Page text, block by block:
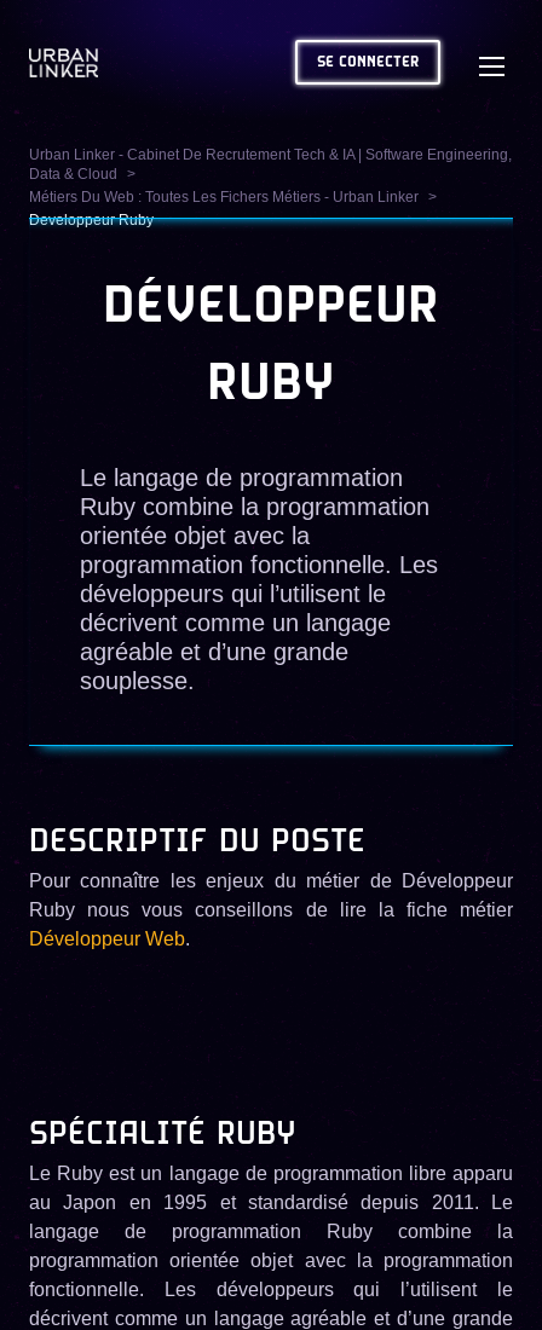
SE CONNECTER
Urban Linker - Cabinet De Recrutement Tech & IA | Software Engineering,
Data & Cloud
Métiers Du Web : Toutes Les Fichers Métiers - Urban Linker
Developpeur Ruby
DÉVELOPPEUR
RUBY
Le langage de programmation
Ruby combine la programmation
orientée objet avec la
programmation fonctionnelle. Les
développeurs qui l’utilisent le
décrivent comme un langage
agréable et d’une grande
souplesse.
DESCRIPTIF DU POSTE
Pour connaître les enjeux du métier de Développeur
Ruby nous vous conseillons de lire la fiche métier
Développeur Web.
SPÉCIALITÉ RUBY
Le Ruby est un langage de programmation libre apparu
au Japon en 1995 et standardisé depuis 2011. Le
langage de programmation Ruby combine la
programmation orientée objet avec la programmation
fonctionnelle. Les développeurs qui l’utilisent le
décrivent comme un langage agréable et d’une grande